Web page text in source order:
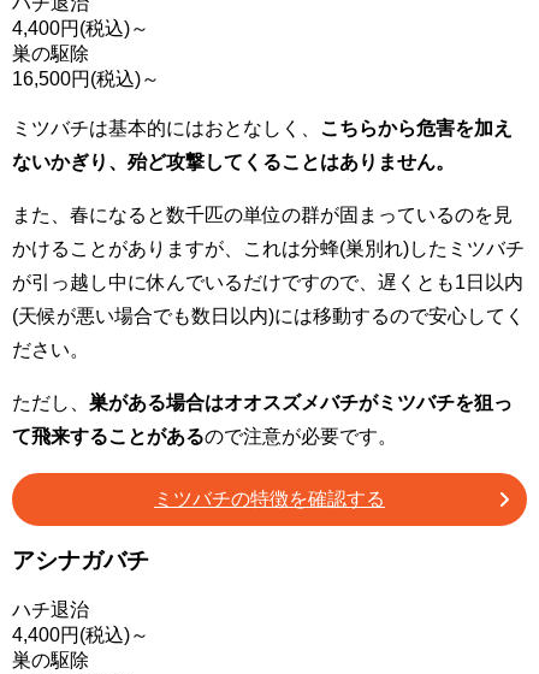
4,400円(税込)～
巣の駆除
16,500円(税込)～
ミツバチは基本的にはおとなしく、 こちらから危害を加え
ないかぎり、殆ど攻撃してくることはありません。
また、春になると数千匹の単位の群が固まっているのを見
かけることがありますが、これは分蜂(巣別れ)したミツバチ
が引っ越し中に休んでいるだけですので、遅くとも1日以内
(天候が悪い場合でも数日以内)には移動するので安心してく
ださい。
ただし、 巣がある場合はオオスズメバチがミツバチを狙っ
て飛来することがあるので注意が必要です。
ミツバチの特徴を確認する
アシナガバチ
ハチ退治
4,400円(税込)～
巣の駆除